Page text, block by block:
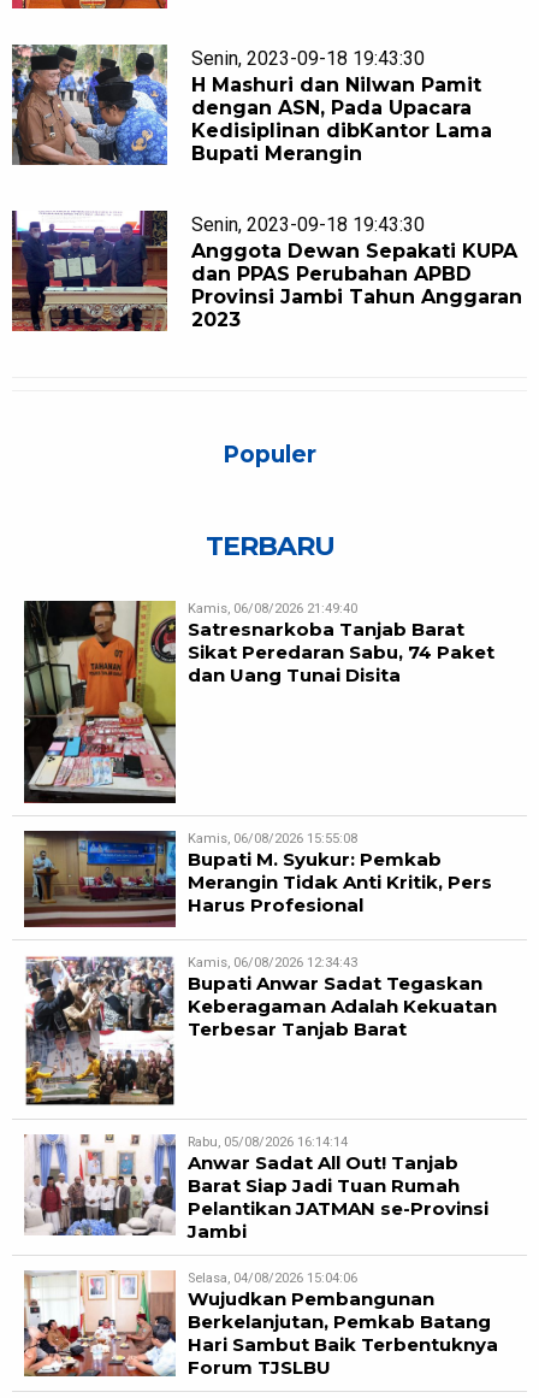
Senin, 2023-09-18 19:43:30
H Mashuri dan Nilwan Pamit
dengan ASN, Pada Upacara
Kedisiplinan dibKantor Lama
Bupati Merangin
Senin, 2023-09-18 19:43:30
Anggota Dewan Sepakati KUPA
dan PPAS Perubahan APBD
Provinsi Jambi Tahun Anggaran
2023
Populer
TERBARU
Kamis, 06/08/2026 21:49:40
Satresnarkoba Tanjab Barat
Sikat Peredaran Sabu, 74 Paket
dan Uang Tunai Disita
Kamis, 06/08/2026 15:55:08
Bupati M. Syukur: Pemkab
Merangin Tidak Anti Kritik, Pers
Harus Profesional
Kamis, 06/08/2026 12:34:43
Bupati Anwar Sadat Tegaskan
Keberagaman Adalah Kekuatan
Terbesar Tanjab Barat
Rabu, 05/08/2026 16:14:14
Anwar Sadat All Out! Tanjab
Barat Siap Jadi Tuan Rumah
Pelantikan JATMAN se-Provinsi
Jambi
Selasa, 04/08/2026 15:04:06
Wujudkan Pembangunan
Berkelanjutan, Pemkab Batang
Hari Sambut Baik Terbentuknya
Forum TJSLBU